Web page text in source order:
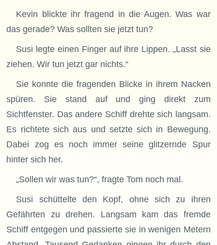
Kevin blickte ihr fragend in die Augen. Was war
das gerade? Was sollten sie jetzt tun?
Susi legte einen Finger auf ihre Lippen. „Lasst sie
ziehen. Wir tun jetzt gar nichts.“
Sie konnte die fragenden Blicke in ihrem Nacken
spüren. Sie stand auf und ging direkt zum
Sichtfenster. Das andere Schiff drehte sich langsam.
Es richtete sich aus und setzte sich in Bewegung.
Dabei zog es noch immer seine glitzernde Spur
hinter sich her.
„Sollen wir was tun?“, fragte Tom noch mal.
Susi schüttelte den Kopf, ohne sich zu ihren
Gefährten zu drehen. Langsam kam das fremde
Schiff entgegen und passierte sie in wenigen Metern